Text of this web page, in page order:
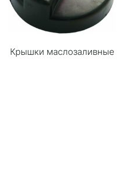
Крышки маслозаливные